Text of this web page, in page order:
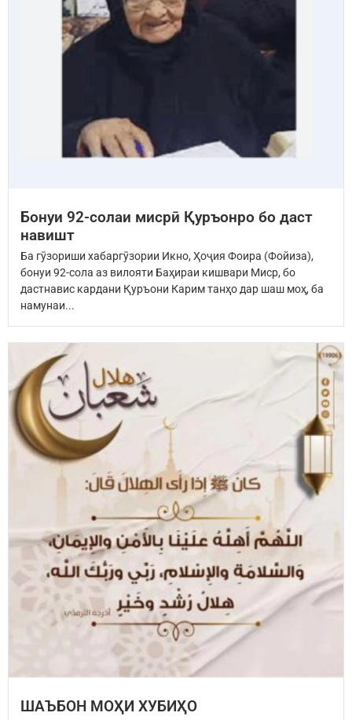
Бонуи 92-солаи мисрӣ Қуръонро бо даст
навишт
Ба гӯзориши хабаргӯзории Икно, Ҳоҷия Фоира (Фойиза),
бонуи 92-сола аз вилояти Баҳираи кишвари Миср, бо
дастнавис кардани Қуръони Карим танҳо дар шаш моҳ, ба
намунаи...
ШАЪБОН МОҲИ ХУБИҲО